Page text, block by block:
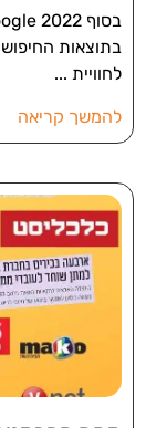
בתוצאות
לחוויית
להמשך קריאה